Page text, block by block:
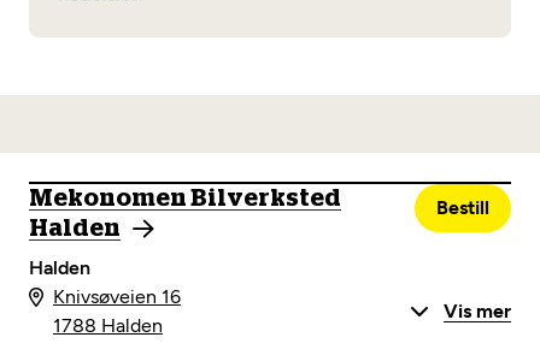
Mekonomen Bilverksted
Halden
Halden
Bestill
Knivsøveien 16
1788 Halden
Vis mer